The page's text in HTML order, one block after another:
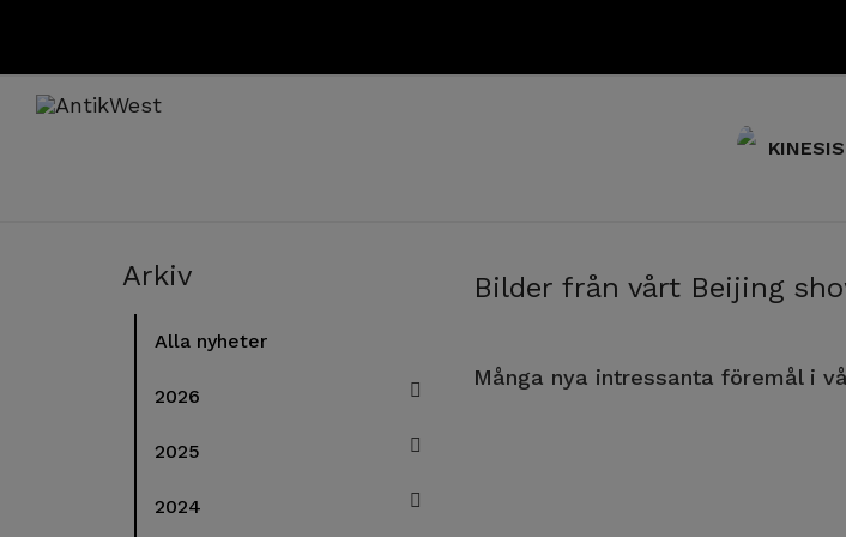
Arkiv
Alla nyheter
2026
2025
2024
Bilder från vårt Beijing
Många nya intressanta föremål i